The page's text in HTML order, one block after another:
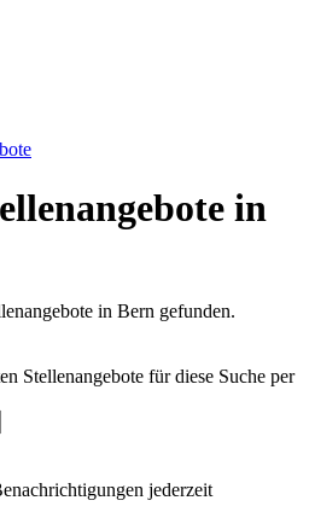
in
in Bern gefunden.
Stellenangebote für diese Suche per
jederzeit